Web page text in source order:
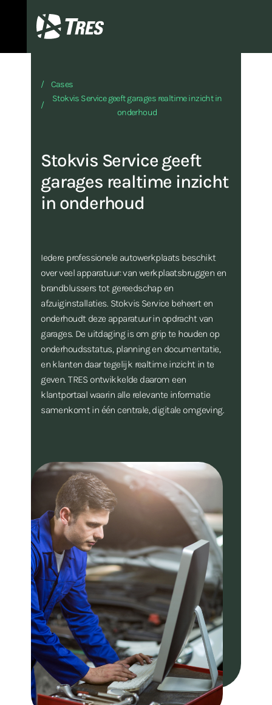
Cases
Stokvis Service geeft garages realtime inzicht in
onderhoud
Stokvis Service geeft
garages realtime inzicht
in onderhoud
Iedere professionele autowerkplaats beschikt
over veel apparatuur: van werkplaatsbruggen en
brandblussers tot gereedschap en
afzuiginstallaties. Stokvis Service beheert en
onderhoudt deze apparatuur in opdracht van
garages. De uitdaging is om grip te houden op
onderhoudsstatus, planning en documentatie,
en klanten daar tegelijk realtime inzicht in te
geven. TRES ontwikkelde daarom een
klantportaal waarin alle relevante informatie
samenkomt in één centrale, digitale omgeving.